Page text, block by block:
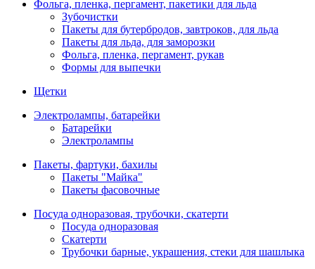
Фольга, пленка, пергамент, пакетики для льда
Зубочистки
Пакеты для бутербродов, завтроков, для льда
Пакеты для льда, для заморозки
Фольга, пленка, пергамент, рукав
Формы для выпечки
Щетки
Электролампы, батарейки
Батарейки
Электролампы
Пакеты, фартуки, бахилы
Пакеты "Майка"
Пакеты фасовочные
Посуда одноразовая, трубочки, скатерти
Посуда одноразовая
Скатерти
Трубочки барные, украшения, стеки для шашлыка